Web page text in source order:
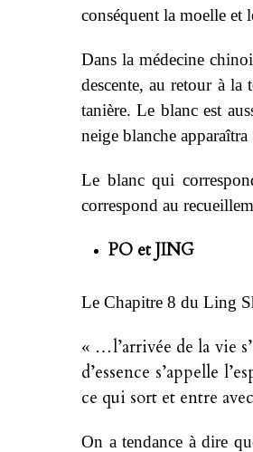
conséquent la moelle et
Dans la médecine
descente, au retour à la
tanière. Le blanc est
neige blanche
Le blanc qui
correspond au
PO et JING
Le Chapitre 8 du Ling
« …l’arrivée de la vie
d’essence s’appelle
ce qui sort et entre
On a tendance à dire